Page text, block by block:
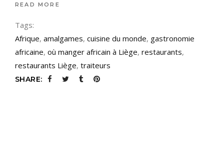
READ MORE
Tags:
Afrique, amalgames, cuisine du monde, gastronomie
africaine, où manger africain à Liège, restaurants,
restaurants Liège, traiteurs
SHARE: